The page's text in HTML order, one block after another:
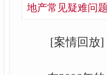
地产常见疑难问
[案情回放]